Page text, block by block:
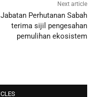
Next article
Jabatan Perhutanan Sabah
terima sijil pengesahan
pemulihan ekosistem